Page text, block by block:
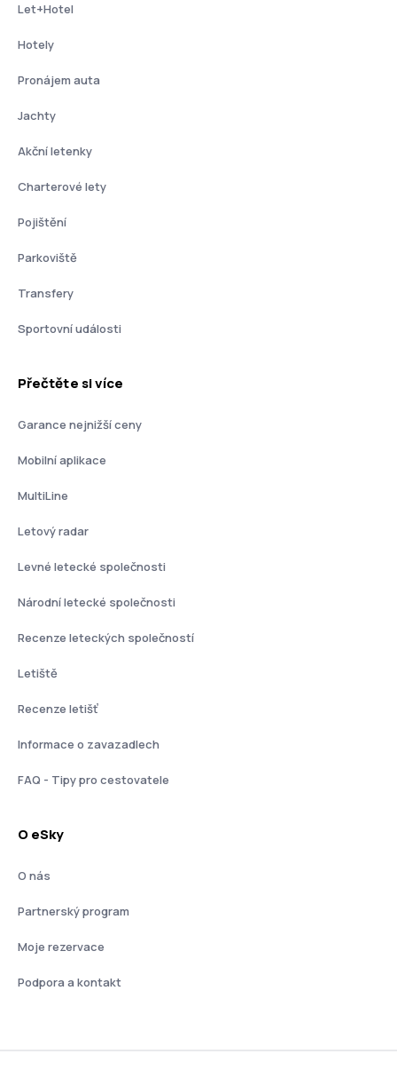
Let+Hotel
Hotely
Pronájem auta
Jachty
Akční letenky
Charterové lety
Pojištění
Parkoviště
Transfery
Sportovní události
Přečtěte si více
Garance nejnižší ceny
Mobilní aplikace
MultiLine
Letový radar
Levné letecké společnosti
Národní letecké společnosti
Recenze leteckých společností
Letiště
Recenze letišť
Informace o zavazadlech
FAQ - Tipy pro cestovatele
O eSky
O nás
Partnerský program
Moje rezervace
Podpora a kontakt